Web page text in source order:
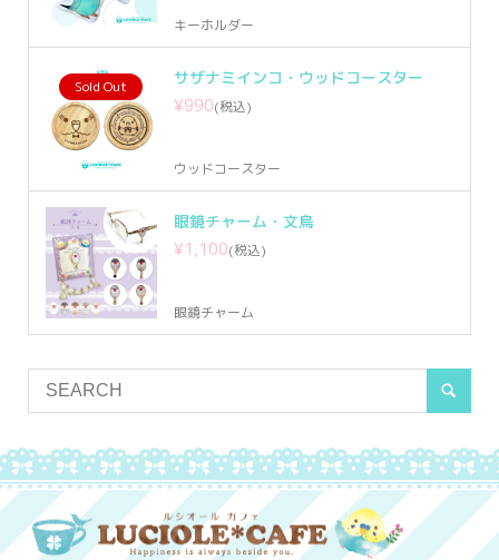
キーホルダー
Sold Out
サザナミインコ・ウッドコースター
¥990(税込)
ウッドコースター
眼鏡チャーム・文鳥
¥1,100(税込)
眼鏡チャーム